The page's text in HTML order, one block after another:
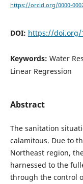
https://orcid.org/0000-
DOI: https://doi.org/
Keywords: Water
Linear Regression
Abstract
The sanitation
calamitous. Due to
Northeast region,
harnessed to the
through the control